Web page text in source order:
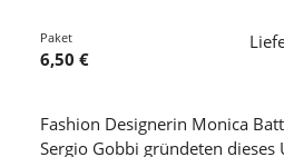
Paket
6,50 €
Fashion Designerin Monica
Sergio Gobbi gründeten